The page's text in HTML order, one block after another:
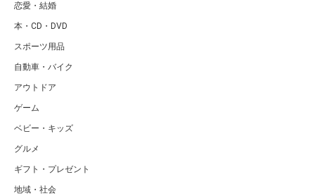
恋愛・結婚
本・CD・DVD
スポーツ用品
自動車・バイク
アウトドア
ゲーム
ベビー・キッズ
グルメ
ギフト・プレゼント
地域・社会